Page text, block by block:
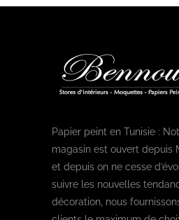
Papier peint en Tunisie :
magasin est ouvert depuis
et depuis on ne cesse
suivre les nouvelles
décoration, nous